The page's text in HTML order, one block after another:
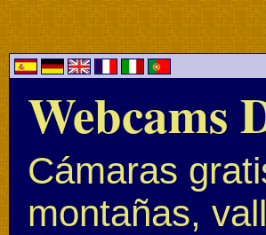
Webcams
Cámaras
montañas,